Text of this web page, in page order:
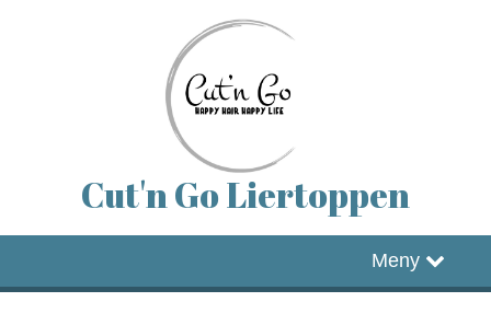
Cut'n Go Liertoppen
Meny